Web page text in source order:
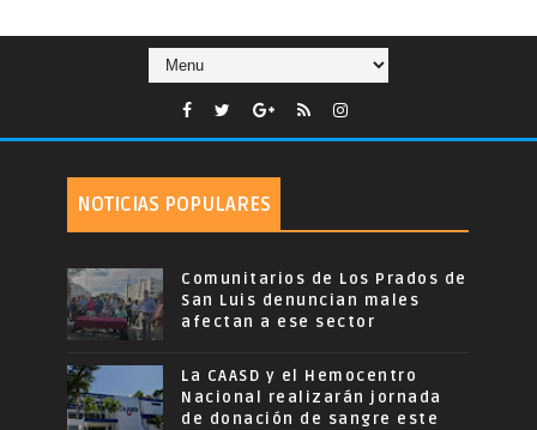
NOTICIAS POPULARES
Comunitarios de Los Prados de
San Luis denuncian males
afectan a ese sector
La CAASD y el Hemocentro
Nacional realizarán jornada
de donación de sangre este